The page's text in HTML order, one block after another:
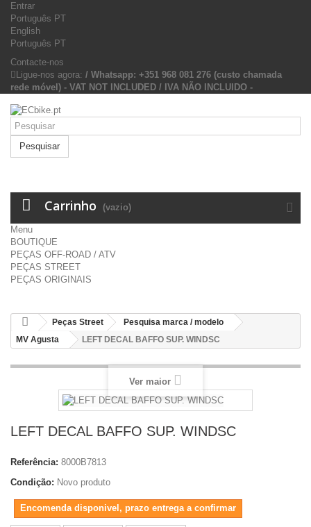
Entrar
Português PT
English
Português PT
Contacte-nos
Ligue-nos agora: / Whatsapp: +351 968 081 276 (custo chamada
rede móvel) - VAT NOT INCLUDED / IVA NÃO INCLUIDO -
Pesquisar
Carrinho (vazio)
Menu
BOUTIQUE
PEÇAS OFF-ROAD / ATV
PEÇAS STREET
PEÇAS ORIGINAIS
Peças Street
Pesquisa marca / modelo
MV Agusta
LEFT DECAL BAFFO SUP. WINDSC
Ver maior
LEFT DECAL BAFFO SUP. WINDSC
Referência: 8000B7813
Condição: Novo produto
Encomenda disponivel, prazo entrega a confirmar